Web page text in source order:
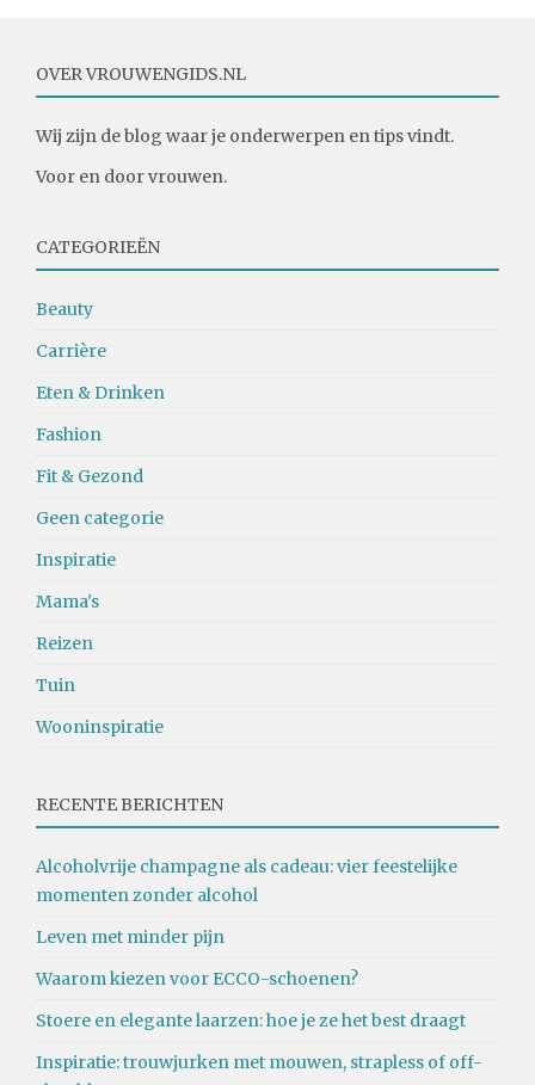
OVER VROUWENGIDS.NL
Wij zijn de blog waar je onderwerpen en tips vindt.
Voor en door vrouwen.
CATEGORIEËN
Beauty
Carrière
Eten & Drinken
Fashion
Fit & Gezond
Geen categorie
Inspiratie
Mama's
Reizen
Tuin
Wooninspiratie
RECENTE BERICHTEN
Alcoholvrije champagne als cadeau: vier feestelijke
momenten zonder alcohol
Leven met minder pijn
Waarom kiezen voor ECCO-schoenen?
Stoere en elegante laarzen: hoe je ze het best draagt
Inspiratie: trouwjurken met mouwen, strapless of off-